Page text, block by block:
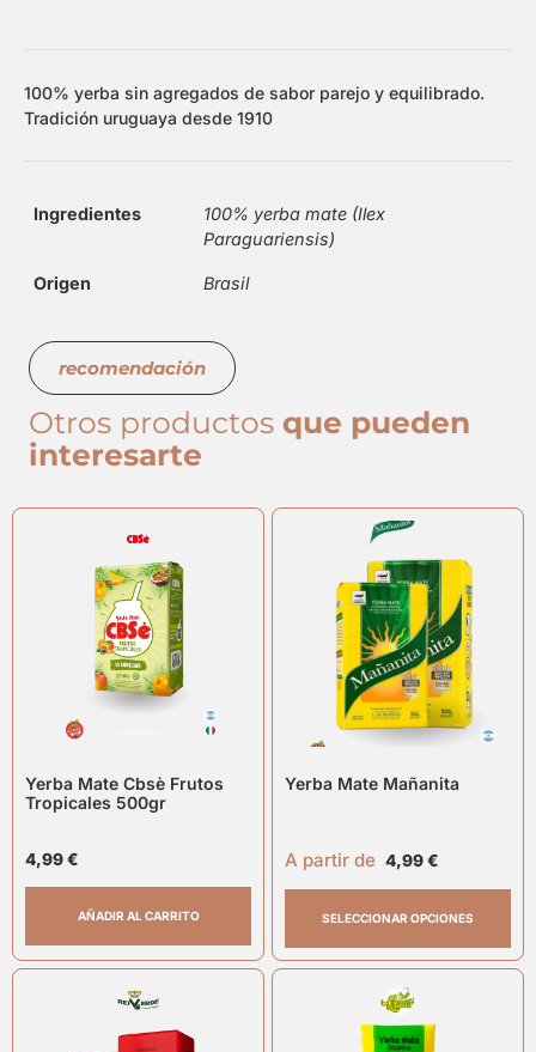
100% yerba sin agregados de sabor parejo y equilibrado.
Tradición uruguaya desde 1910
Ingredientes
100% yerba mate (Ilex
Paraguariensis)
Origen Brasil
recomendación
Otros productos que pueden
interesarte
Yerba Mate Cbsè Frutos
Tropicales 500gr
4,99€
AÑADIR AL CARRITO
Yerba Mate Mañanita
A partir de 4,99€
SELECCIONAR OPCIONES